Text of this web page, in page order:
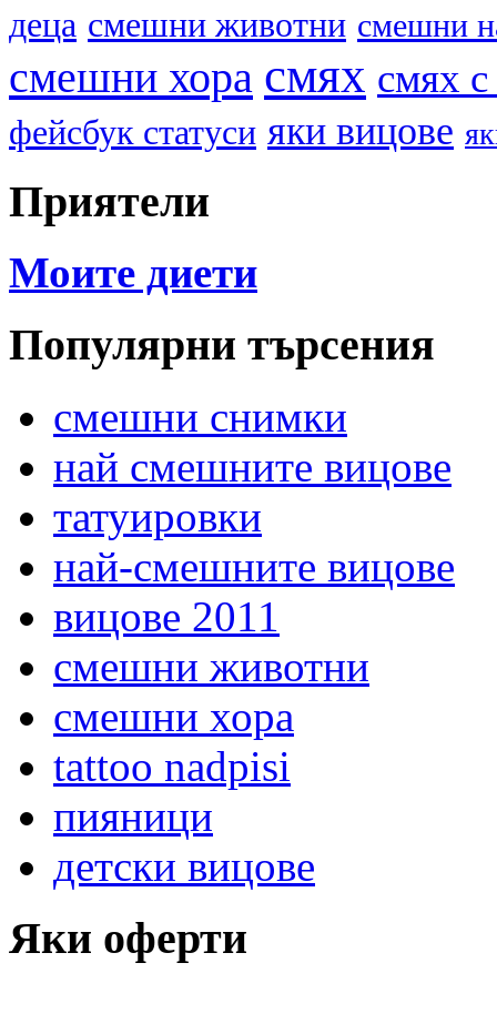
деца смешни животни смешни
смешни хора смях смях
фейсбук статуси яки вицове
Приятели
Моите диети
Популярни търсения
смешни снимки
най смешните вицове
татуировки
най-смешните вицове
вицове 2011
смешни животни
смешни хора
tattoo nadpisi
пияници
детски вицове
Яки оферти